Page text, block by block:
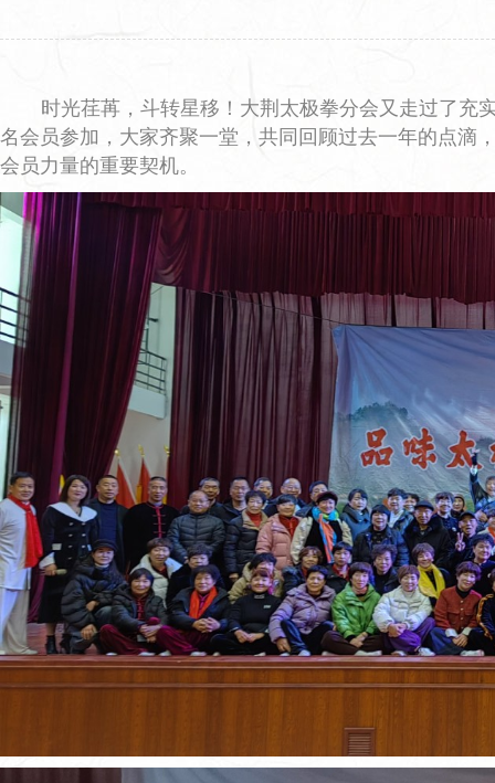
时光荏苒，斗转星移！大荆太极拳分会又走过了充
名会员参加，大家齐聚一堂，共同回顾过去一年的点滴
会员力量的重要契机。